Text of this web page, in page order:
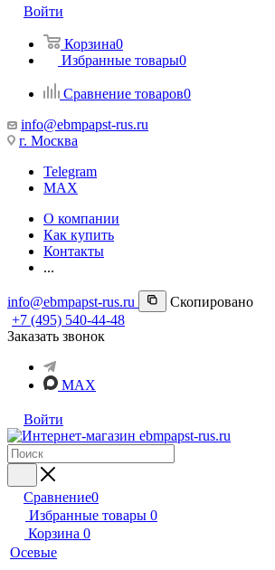
Войти
Корзина0
Избранные товары0
Сравнение товаров0
info@ebmpapst-rus.ru
г. Москва
Telegram
MAX
О компании
Как купить
Контакты
...
info@ebmpapst-rus.ru
Скопировано
+7 (495) 540-44-48
Заказать звонок
MAX
Войти
Сравнение0
Избранные товары 0
Корзина 0
Осевые